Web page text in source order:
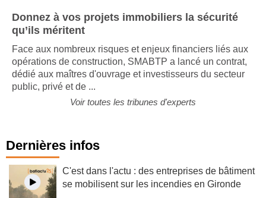
Donnez à vos projets immobiliers la sécurité
qu’ils méritent
Face aux nombreux risques et enjeux financiers liés aux
opérations de construction, SMABTP a lancé un contrat,
dédié aux maîtres d'ouvrage et investisseurs du secteur
Dernières infos
C'est dans l'actu : des entreprises de bâtiment